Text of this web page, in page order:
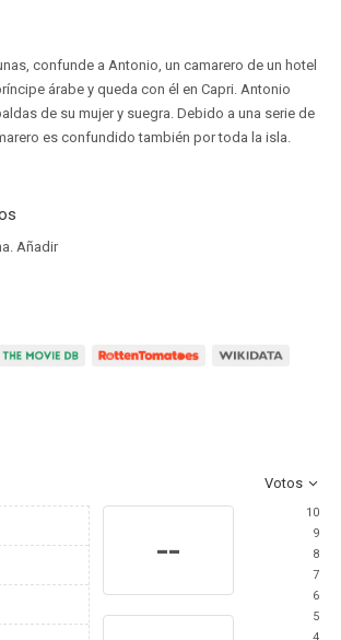
confunde a Antonio, un camarero de un hotel
árabe y queda con él en Capri. Antonio
de su mujer y suegra. Debido a una serie de
es confundido también por toda la isla.
Añadir
Votos
--
10
9
8
7
6
5